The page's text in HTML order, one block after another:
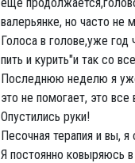
валерьянке, но часто не
Голоса в голове,уже
пить и курить"и так со
Последнюю неделю я
это не помогает, это
Опустились руки!
Песочная терапия и вы,
Я постоянно ковыряюсь